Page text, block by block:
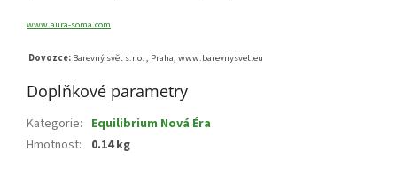
www.aura-soma.com
Dovozce: Barevný svět s.r.o. , Praha, www.barevnysvet.eu
Doplňkové parametry
Kategorie: Equilibrium Nová Éra
Hmotnost: 0.14 kg